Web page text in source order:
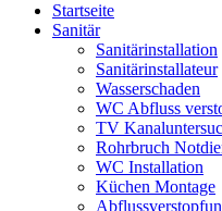
Startseite
Sanitär
Sanitärinstallation
Sanitärinstallateur
Wasserschaden
WC Abfluss
TV
Rohrbruch
WC Installation
Küchen Montage